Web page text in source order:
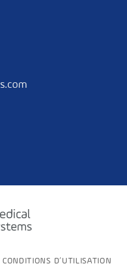
CONDITIONS D’UTILISATION